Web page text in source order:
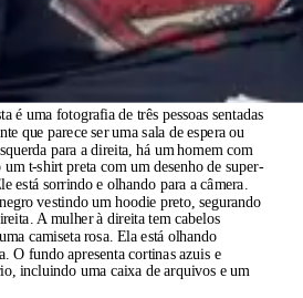
é uma fotografia de três pessoas sentadas
que parece ser uma sala de espera ou
para a direita, há um homem com
um t-shirt preta com um desenho de super-
está sorrindo e olhando para a câmera.
vestindo um hoodie preto, segurando
A mulher à direita tem cabelos
camiseta rosa. Ela está olhando
O fundo apresenta cortinas azuis e
incluindo uma caixa de arquivos e um